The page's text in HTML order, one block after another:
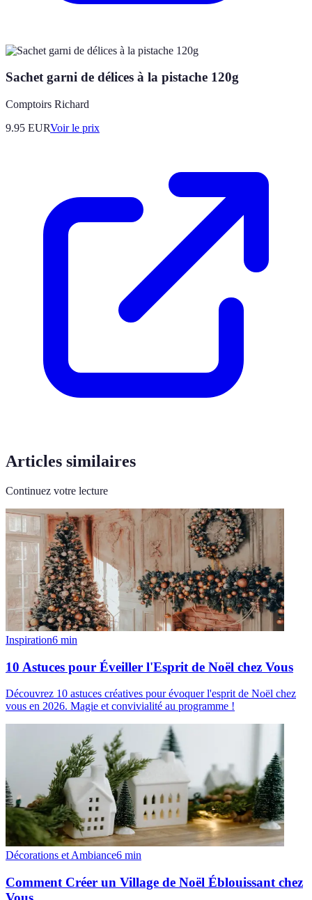
Sachet garni de délices à la pistache 120g
Comptoirs Richard
9.95 EURVoir le prix
Articles similaires
Continuez votre lecture
Inspiration6 min
10 Astuces pour Éveiller l'Esprit de Noël chez Vous
Découvrez 10 astuces créatives pour évoquer l'esprit de Noël chez
vous en 2026. Magie et convivialité au programme !
Décorations et Ambiance6 min
Comment Créer un Village de Noël Éblouissant chez